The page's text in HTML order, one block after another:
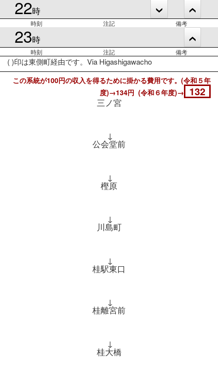
22時
時刻 注記 備考
23時
時刻 注記 備考
( )印は東側町経由です。Via Higashigawacho
この系統が100円の収入を得るために掛かる費用です。(令和５年
度)→134円 (令和６年度)→
132
三ノ宮
↓
公会堂前
↓
樫原
↓
川島町
↓
桂駅東口
↓
桂離宮前
↓
桂大橋